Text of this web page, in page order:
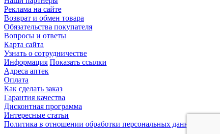
Реклама на сайте
Возврат и обмен товара
Обязательства покупателя
Вопросы и ответы
Карта сайта
Узнать о сотрудничестве
Информация Показать ссылки
Адреса аптек
Оплата
Как сделать заказ
Гарантия качества
Дисконтная программа
Интересные статьи
Политика в отношении обработки персональных данных